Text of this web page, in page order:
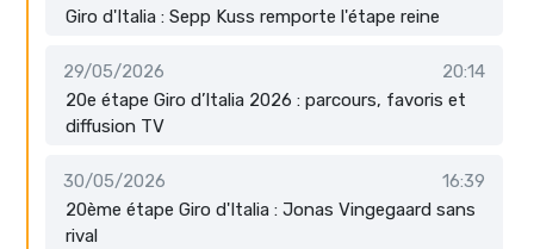
Giro d'Italia : Sepp Kuss remporte l'étape reine
29/05/2026
20:14
20e étape Giro d’Italia 2026 : parcours, favoris et
diffusion TV
30/05/2026
16:39
20ème étape Giro d'Italia : Jonas Vingegaard sans
rival